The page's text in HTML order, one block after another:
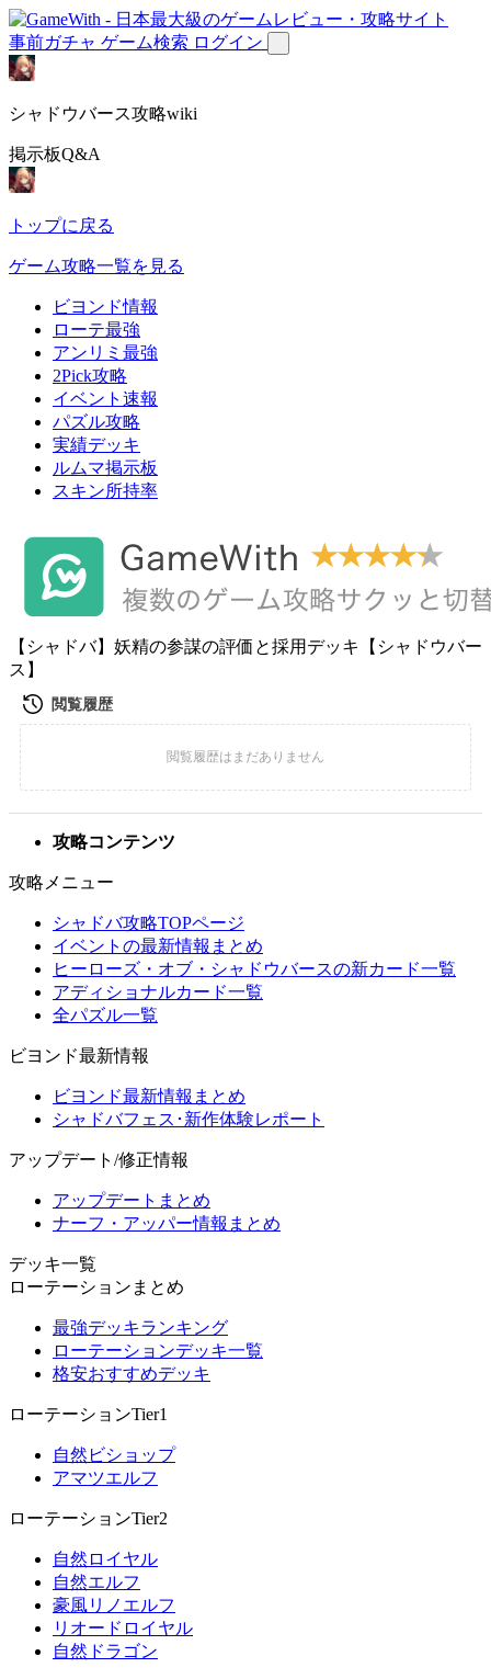
事前ガチャ ゲーム検索 ログイン
シャドウバース攻略wiki
掲示板Q&A
トップに戻る
ゲーム攻略一覧を見る
ビヨンド情報
ローテ最強
アンリミ最強
2Pick攻略
イベント速報
パズル攻略
実績デッキ
ルムマ掲示板
スキン所持率
【シャドバ】妖精の参謀の評価と採用デッキ【シャドウバー
ス】
攻略コンテンツ
攻略メニュー
シャドバ攻略TOPページ
イベントの最新情報まとめ
ヒーローズ・オブ・シャドウバースの新カード一覧
アディショナルカード一覧
全パズル一覧
ビヨンド最新情報
ビヨンド最新情報まとめ
シャドバフェス･新作体験レポート
アップデート/修正情報
アップデートまとめ
ナーフ・アッパー情報まとめ
デッキ一覧
ローテーションまとめ
最強デッキランキング
ローテーションデッキ一覧
格安おすすめデッキ
ローテーションTier1
自然ビショップ
アマツエルフ
ローテーションTier2
自然ロイヤル
自然エルフ
豪風リノエルフ
リオードロイヤル
自然ドラゴン